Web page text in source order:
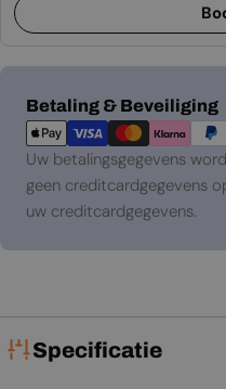
Betaling & Beveiliging
Betaalmethoden
Uw betalingsgegevens
geen creditcardgegevens
uw creditcardgegevens.
Specificatie